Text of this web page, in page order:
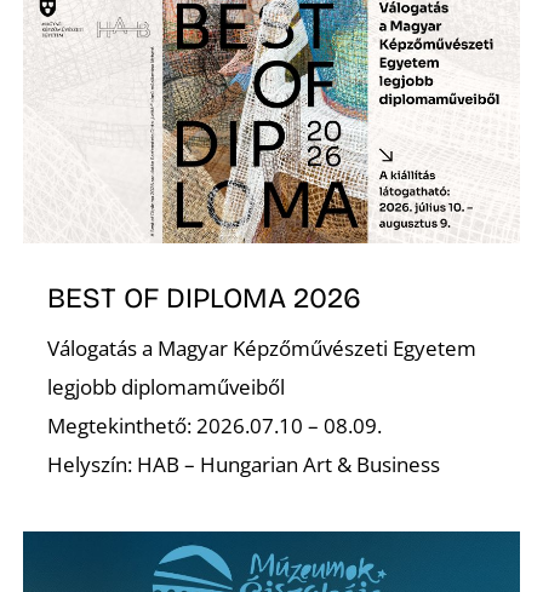
BEST OF DIPLOMA 2026
Válogatás a Magyar Képzőművészeti Egyetem
legjobb diplomaműveiből
Megtekinthető: 2026.07.10 – 08.09.
Helyszín: HAB – Hungarian Art & Business